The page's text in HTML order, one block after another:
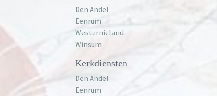
Den Andel
Eenrum
Westernieland
Winsum
Kerkdiensten
Den Andel
Eenrum